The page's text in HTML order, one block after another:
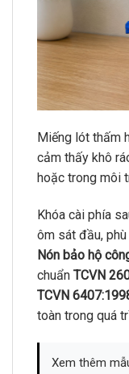
Miếng lót thấm
cảm thấy khô
hoặc trong môi
Khóa cài phía
ôm sát đầu,
Nón bảo hộ
chuẩn TCVN
TCVN
toàn trong quá
Xem thêm